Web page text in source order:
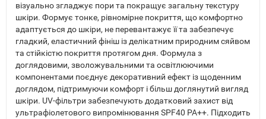
візуально згладжує пори та покращує загальну текстуру
шкіри. Формує тонке, рівномірне покриття, що комфортно
адаптується до шкіри, не перевантажує її та забезпечує
гладкий, еластичний фініш із делікатним природним сяйвом
та стійкістю покриття протягом дня. Формула з
доглядовими, зволожувальними та освітлюючими
компонентами поєднує декоративний ефект із щоденним
доглядом, підтримуючи комфорт і більш доглянутий вигляд
шкіри. UV-фільтри забезпечують додатковий захист від
ультрафіолетового випромінювання SPF40 PA++. Підходить